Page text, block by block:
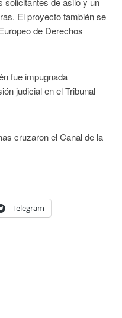
El proyecto también se
de Derechos
fue impugnada
judicial en el Tribunal
cruzaron el Canal de la
Telegram